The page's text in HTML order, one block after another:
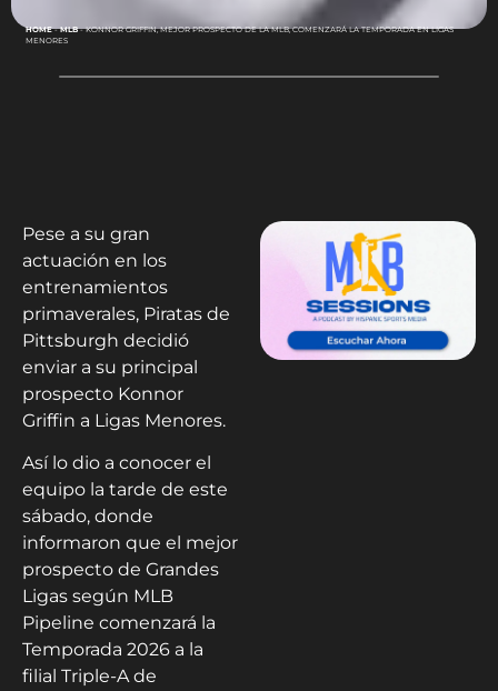
HOME-MLB-KONNOR GRIFFIN, MEJOR PROSPECTO DE LA MLB, COMENZARÁ LA TEMPORADA EN LIGAS
MENORES
Pese a su gran
actuación en los
entrenamientos
primaverales, Piratas de
Pittsburgh decidió
enviar a su principal
prospecto Konnor
Griffin a Ligas Menores.
Así lo dio a conocer el
equipo la tarde de este
sábado, donde
informaron que el mejor
prospecto de Grandes
Ligas según MLB
Pipeline comenzará la
Temporada 2026 a la
filial Triple-A de